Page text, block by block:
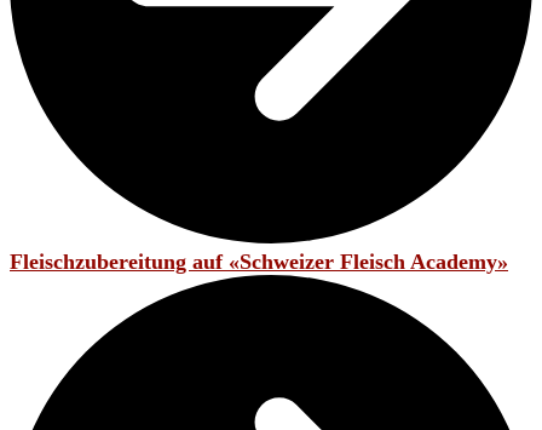
Fleischzubereitung auf «Schweizer Fleisch Academy»